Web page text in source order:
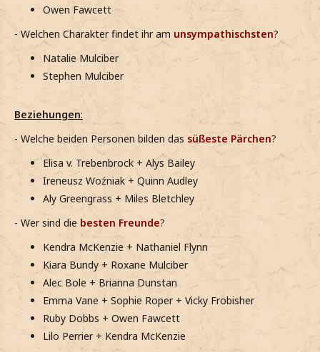
Owen Fawcett
- Welchen Charakter findet ihr am unsympathischsten?
Natalie Mulciber
Stephen Mulciber
Beziehungen:
- Welche beiden Personen bilden das süßeste Pärchen?
Elisa v. Trebenbrock + Alys Bailey
Ireneusz Woźniak + Quinn Audley
Aly Greengrass + Miles Bletchley
- Wer sind die besten Freunde?
Kendra McKenzie + Nathaniel Flynn
Kiara Bundy + Roxane Mulciber
Alec Bole + Brianna Dunstan
Emma Vane + Sophie Roper + Vicky Frobisher
Ruby Dobbs + Owen Fawcett
Lilo Perrier + Kendra McKenzie